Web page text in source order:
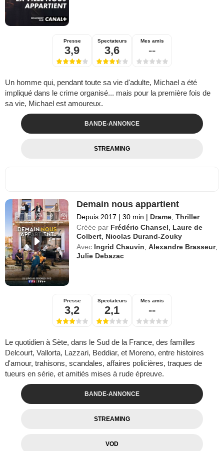
Presse
3,9
Spectateurs
3,6
Mes amis
--
Un homme qui, pendant toute sa vie d'adulte, Michael a été
impliqué dans le crime organisé... mais pour la première fois de
sa vie, Michael est amoureux.
BANDE-ANNONCE
STREAMING
Demain nous appartient
Depuis 2017 | 30 min | Drame ,Thriller
Créée par Frédéric Chansel
Laure de
Colbert Nicolas Durand-Zouky
Avec Ingrid Chauvin ,Alexandre Brasseur,
Julie Debazac
Presse
3,2
Spectateurs
2,1
Mes amis
--
Le quotidien à Sète, dans le Sud de la France, des familles
Delcourt, Vallorta, Lazzari, Beddiar, et Moreno, entre histoires
d'amour, trahisons, scandales, affaires policières, traques de
tueurs en série, et amitiés mises à rude épreuve.
BANDE-ANNONCE
STREAMING
VOD